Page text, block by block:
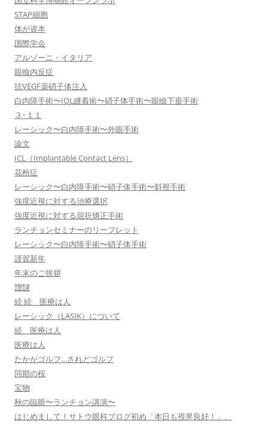
STAP細胞
体が資本
国際学会
アルゾーニ・イタリア
眼瞼内反症
抗VEGF薬硝子体注入
白内障手術〜IOL縫着術〜硝子体手術〜眼瞼下垂手術
３･１１
レーシック〜白内障手術〜外眼手術
論文
ICL（Implantable Contact Lens）
花粉症
レーシック〜白内障手術〜硝子体手術〜斜視手術
強度近視に対する治療選択
強度近視に対する屈折矯正手術
ランチョンセミナーのリーフレット
レーシック〜白内障手術〜硝子体手術
謹賀新年
年末のご挨拶
靉靆
続 続 医療は人
レーシック（LASIK）について
続 医療は人
医療は人
たかがゴルフ…されどゴルフ
同期の桜
宝物
秋の臨眼〜ランチョン講演〜
はじめまして！サトウ眼科ブログ初め「本日も視界良好！」。